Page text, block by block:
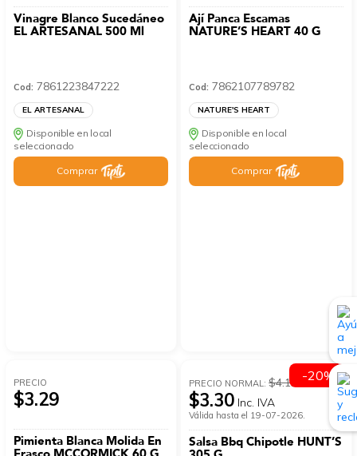
Vinagre Blanco Sucedáneo
EL ARTESANAL 500 Ml
Cod: 7861223847222
EL ARTESANAL
Disponible en local
seleccionado
Comprar
Ají Panca Escamas
NATURE’S HEART 40 G
Cod: 7862107789782
NATURE'S HEART
Disponible en local
seleccionado
Comprar
PRECIO
$3.29
Pimienta Blanca Molida En
PRECIO NORMAL:$4.12
$3.30 Inc. IVA
Válida hasta el 19-07-2026.
Salsa Bbq Chipotle HUNT’S
-20%